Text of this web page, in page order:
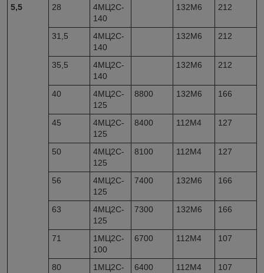
5,5 28
4МЦ2С-
140
132М6 212
31,5
4МЦ2С-
140
132М6 212
35,5
4МЦ2С-
140
132М6 212
40
4МЦ2С-
125
8800 132M6 166
45
4МЦ2С-
125
8400 112M4 127
50
4МЦ2С-
125
8100 112M4 127
56
4МЦ2С-
125
7400 132M6 166
63
4МЦ2С-
125
7300 132M6 166
71
1МЦ2С-
100
6700 112M4 107
80
1МЦ2С-
6400 112M4 107